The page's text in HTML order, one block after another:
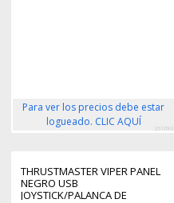
Para ver los precios debe estar
logueado. CLIC AQUÍ
261093
THRUSTMASTER VIPER PANEL
NEGRO USB
JOYSTICK/PALANCA DE